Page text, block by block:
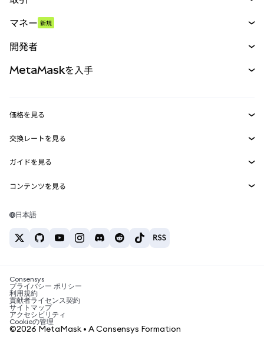
パーペチュアル
RWA
マネー 新規
開発者
MetaMask Connect
Snaps
Web3サービス
MetaMaskを入手
セキュリティ
サポート
キャリア
お問い合わせ
価格を見る
イーサリアムの価格
Solanaの価格
Tetherの価格
交換レートを見る
ETH→USD
USDT→INR
BTC→INR
ETH→USDT
ガイドを見る
ETHの購入
USDTの購入
SHIBの購入
BNBの購入
コンテンツを見る
Solanaウォレット
税制関連ニュース
暗号資産の購入方法は？
ビットコインを売るには？
日本語
Consensys
プライバシー ポリシー
利用規約
貢献者ライセンス契約
サイトマップ
アクセシビリティ
Cookieの管理
©2026 MetaMask • A Consensys Formation